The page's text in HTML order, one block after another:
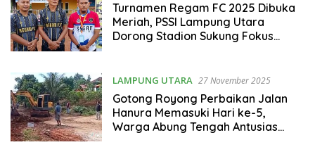
2025
Turnamen Regam FC 2025 Dibuka
Meriah, PSSI Lampung Utara
Dorong Stadion Sukung Fokus
LAMPUNG UTARA 27 November 2025
Gotong Royong Perbaikan Jalan
Hanura Memasuki Hari ke-5,
Warga Abung Tengah Antusias